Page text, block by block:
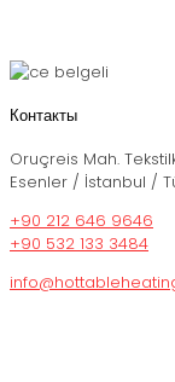
Контакты
Oruçreis Mah.
Esenler / İstanbul /
+90 212 646 9646
+90 532 133 3484